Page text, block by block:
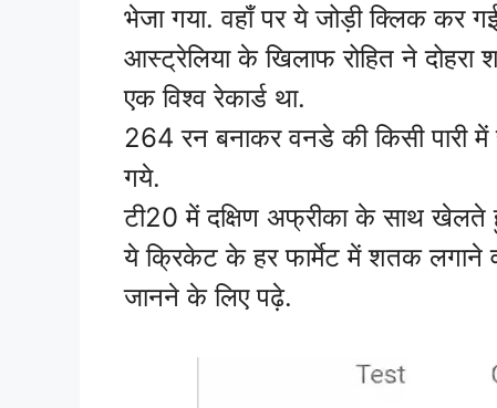
भेजा गया. वहाँ पर ये जोड़ी क्लिक कर गई.
आस्ट्रेलिया के खिलाफ रोहित ने
एक विश्व रेकार्ड था.
264 रन बनाकर वनडे की किसी पारी
गये.
टी20 में दक्षिण अफ्रीका के साथ
ये क्रिकेट के हर फार्मेट में शतक लगाने
जानने के लिए पढ़े.